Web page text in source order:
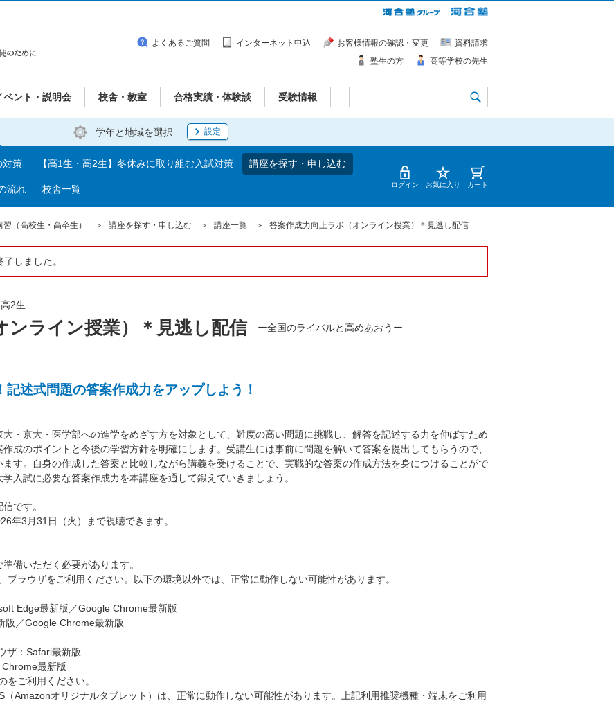
ベント・説明会 校舎・教室 合格実績・体験談 受験情報
よくあるご質問 インターネット申込 お客様情報の確認・変更
資料請求
塾生の方
高等学校の先生
学年と地域を選択 設定
対策 【高1生・高2生】冬休みに取り組む入試対策 講座を探す・申し込む
流れ 校舎一覧 ログイン お気に入り カート
（高校生・高卒生） 講座を探す・申し込む 講座一覧 答案作成力向上ラボ（オンライン授業）＊見逃し配信
しました。
ンライン授業）＊見逃し配信 ー全国のライバルと高めあおうー
高2生
述式問題の答案作成力をアップしよう！
・京大・医学部への進学をめざす方を対象として、難度の高い問題に挑戦し、解答を記述する力を伸ばすため
成のポイントと今後の学習方針を明確にします。受講生には事前に問題を解いて答案を提出してもらうので、
す。自身の作成した答案と比較しながら講義を受けることで、実戦的な答案の作成方法を身につけることがで
入試に必要な答案作成力を本講座を通して鍛えていきましょう。
です。
年3月31日（火）まで視聴できます。
備いただく必要があります。
ラウザをご利用ください。以下の環境以外では、正常に動作しない可能性があります。
Edge最新版／Google Chrome最新版
版／Google Chrome最新版
ザ：Safari最新版
Chrome最新版
ご利用ください。
Amazonオリジナルタブレット）は、正常に動作しない可能性があります。上記利用推奨機種・端末をご利用